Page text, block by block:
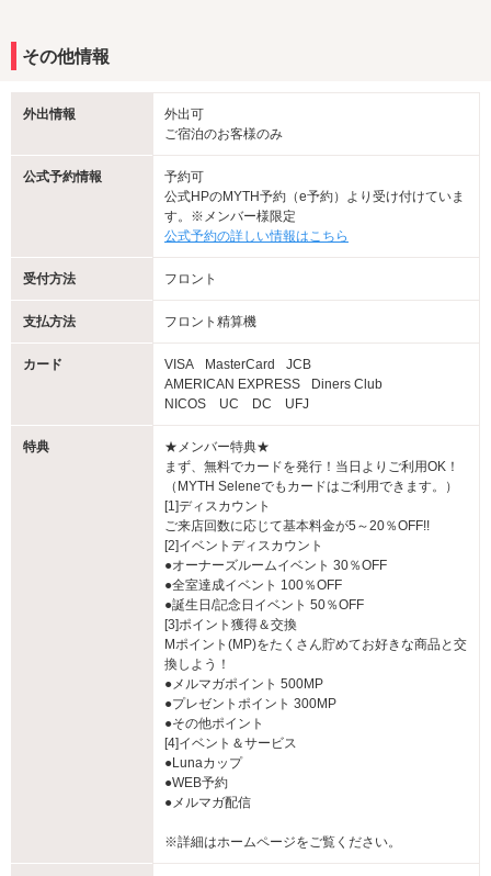
その他情報
外出情報
外出可
ご宿泊のお客様のみ
公式予約情報
予約可
公式HPのMYTH予約（e予約）より受け付けていま
す。※メンバー様限定
公式予約の詳しい情報はこちら
受付方法 フロント
支払方法 フロント精算機
カード VISA MasterCard
JCB
AMERICAN EXPRESS
Diners Club
NICOS UC DC UFJ
特典
★メンバー特典★
まず、無料でカードを発行！当日よりご利用OK！
（MYTH Seleneでもカードはご利用できます。）
[1]ディスカウント
ご来店回数に応じて基本料金が5～20％OFF!!
[2]イベントディスカウント
●オーナーズルームイベント 30％OFF
●全室達成イベント 100％OFF
●誕生日/記念日イベント 50％OFF
[3]ポイント獲得＆交換
Mポイント(MP)をたくさん貯めてお好きな商品と交
換しよう！
●メルマガポイント 500MP
●プレゼントポイント 300MP
●その他ポイント
[4]イベント＆サービス
●Lunaカップ
●WEB予約
●メルマガ配信
※詳細はホームページをご覧ください。